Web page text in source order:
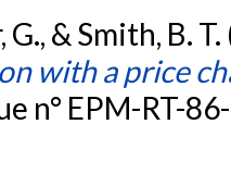
& Smith, B.
with a price
n° EPM-RT-